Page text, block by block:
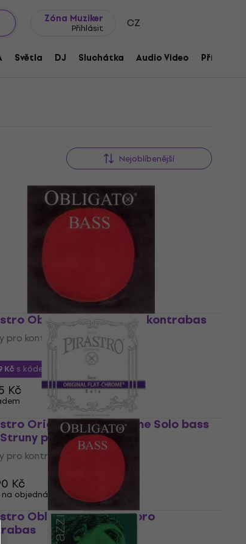
Zóna Muziker
Přihlásit CZ
Světla DJ Sluchátka Audio Video
Nejoblíbenější
Obligato Struny pro kontrabas
pro kontrabas
Kč s kódem
Kč
Original Flat-Chrome Solo bass
Struny pro kontrabas
pro kontrabas
Kč
objednávku
Obligato D Struny pro